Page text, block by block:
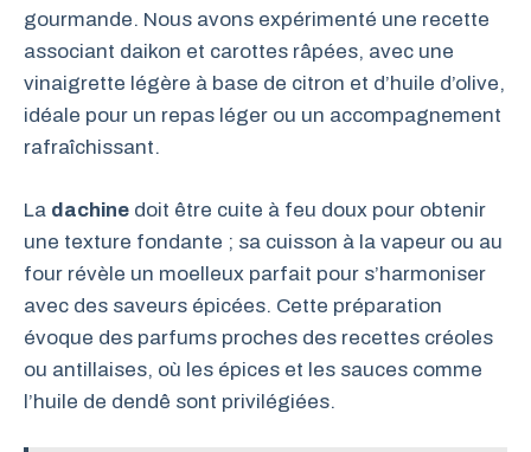
gourmande. Nous avons expérimenté une recette
associant daikon et carottes râpées, avec une
vinaigrette légère à base de citron et d’huile d’olive,
idéale pour un repas léger ou un accompagnement
rafraîchissant.
La dachine doit être cuite à feu doux pour obtenir
une texture fondante ; sa cuisson à la vapeur ou au
four révèle un moelleux parfait pour s’harmoniser
avec des saveurs épicées. Cette préparation
évoque des parfums proches des recettes créoles
ou antillaises, où les épices et les sauces comme
l’huile de dendê sont privilégiées.